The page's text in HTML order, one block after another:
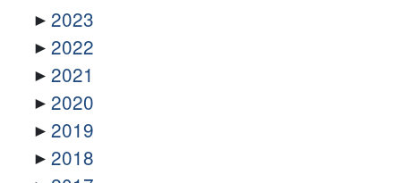
2023
2022
2021
2020
2019
2018